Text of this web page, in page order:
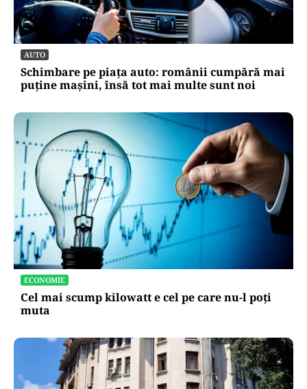
AUTO
Schimbare pe piața auto: românii cumpără mai
puține mașini, însă tot mai multe sunt noi
ECONOMIE
Cel mai scump kilowatt e cel pe care nu-l poți
muta